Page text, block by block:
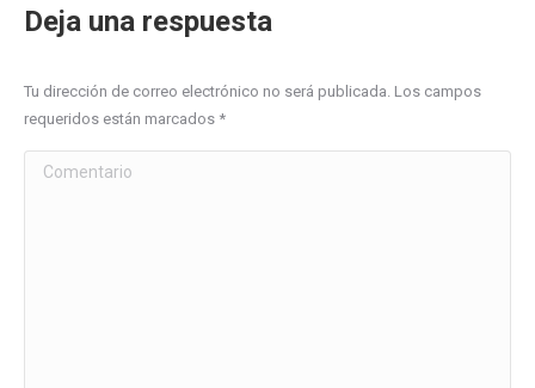
Deja una respuesta
Tu dirección de correo electrónico no será publicada. Los campos
requeridos están marcados *
Comentario